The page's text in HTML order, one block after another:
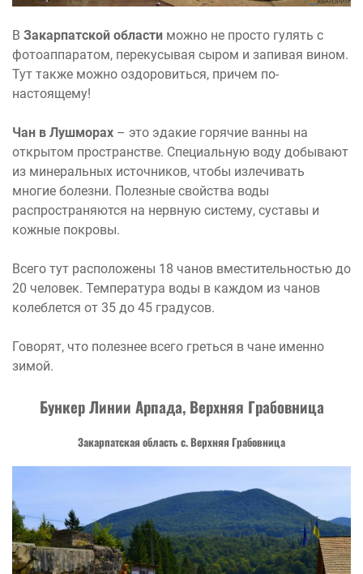
В Закарпатской области можно не просто гулять с
фотоаппаратом, перекусывая сыром и запивая вином.
Тут также можно оздоровиться, причем по-
настоящему!
Чан в Лушморах – это эдакие горячие ванны на
открытом пространстве. Специальную воду добывают
из минеральных источников, чтобы излечивать
многие болезни. Полезные свойства воды
распространяются на нервную систему, суставы и
кожные покровы.
Всего тут расположены 18 чанов вместительностью до
20 человек. Температура воды в каждом из чанов
колеблется от 35 до 45 градусов.
Говорят, что полезнее всего греться в чане именно
зимой.
Бункер Линии Арпада, Верхняя Грабовница
Закарпатская область с. Верхняя Грабовница